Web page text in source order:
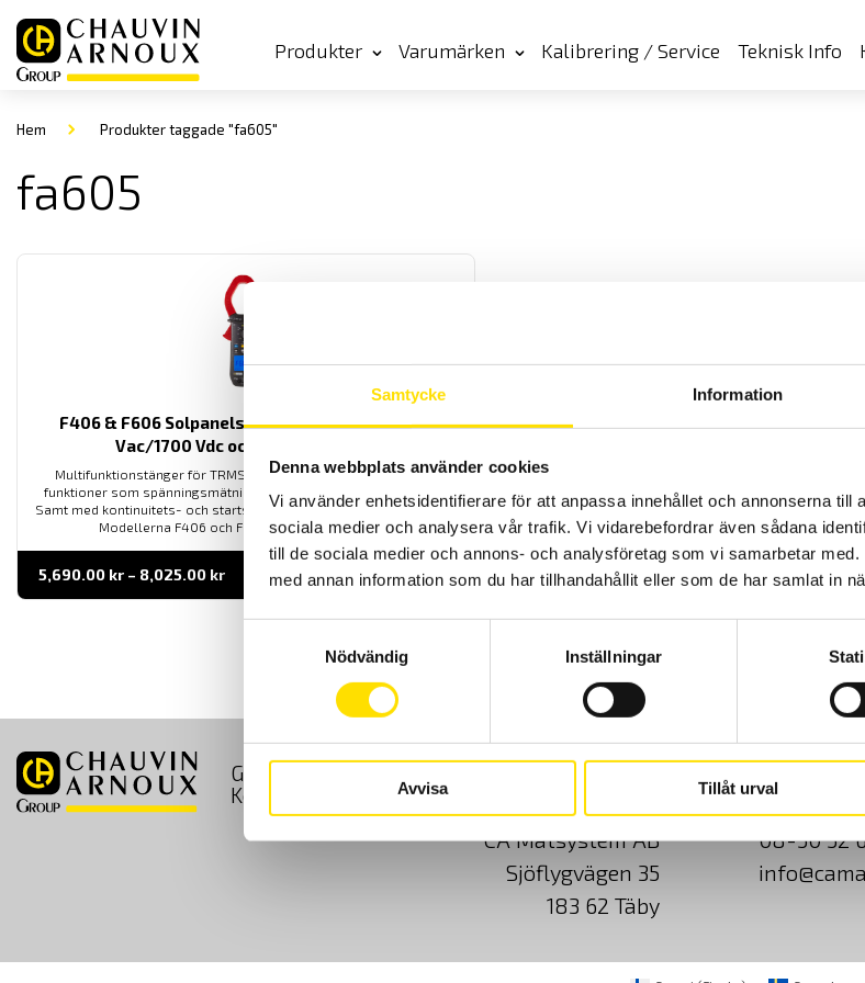
Samtycke Information
Denna webbplats använder cookies
Vi använder enhetsidentifierare för att anpassa innehållet och annonserna till
sociala medier och analysera vår trafik. Vi vidarebefordrar även sådana
till de sociala medier och annons- och analysföretag som vi samarbetar
med annan information som du har tillhandahållit eller som de har samlat in
Nödvändig
Inställningar
Avvisa Tillåt urval
Produkter Varumärken Kalibrering / Service Teknisk Info
Hem Produkter taggade "fa605"
fa605
F406 & F606 Solpanelstänger med TRMS 1200
Vac/1700 Vdc och effektmätning
Multifunktionstänger för TRMS lik- och växelström med extra
funktioner som spänningsmätning upp till 1200 Vac och 1700 vdc.
Samt med kontinuitets- och startströmsmätning och effektmätning.
Modellerna F406 och F606 kan även mäta THD.
5,690.00 kr – 8,025.00 krPrisintervall:
5,690.00 kr
till
8,025.00 kr
LÄS MER
GDPR Cookies Klagomål
Kontakt
CA Mätsystem AB
Sjöflygvägen 35
183 62 Täby
08-50 52